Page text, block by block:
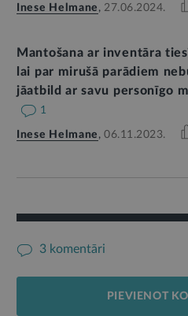
Inese Helmane , 27.06.2024.
Mantošana ar inventāra
lai par mirušā parādiem
jāatbild ar savu personīgo
1
Inese Helmane ,06.11.2023.
3 komentāri
PIEVIENOT